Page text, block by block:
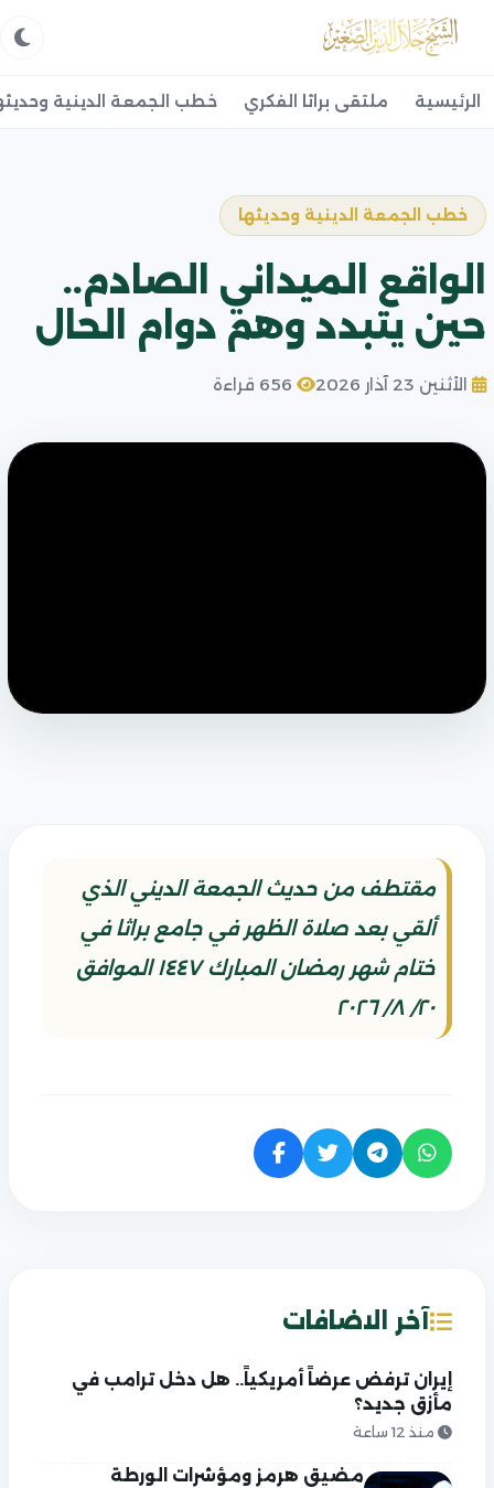
الرئيسية ملتقى براثا الفكري خطب الجمعة الدينية
خطب الجمعة الدينية وحديثها
الواقع الميداني الصادم..
حين يتبدد وهم دوام الحال
الأثنين 23 آذار 2026
مقتطف من حديث الجمعة الديني الذي
ألقي بعد صلاة الظهر في جامع براثا في
ختام شهر رمضان المبارك ١٤٤٧ الموافق
٢٠/ ٨/ ٢٠٢٦
آخر الاضافات
إيران ترفض عرضاً أمريكياً.. هل دخل ترامب في
مأزق جديد؟
منذ 12 ساعة
مضيق هرمز ومؤشرات الورطة